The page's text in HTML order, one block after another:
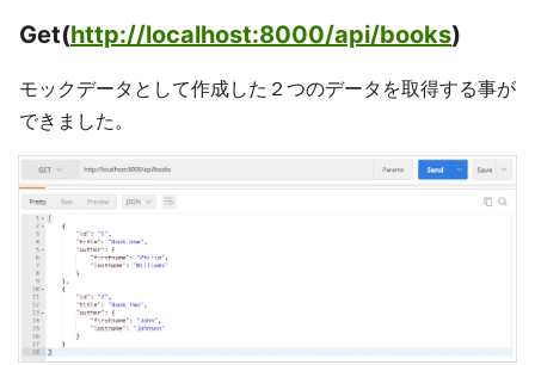
Get(http://localhost:8000/api/books)
モックデータとして作成した２つのデータを取得する事が
できました。